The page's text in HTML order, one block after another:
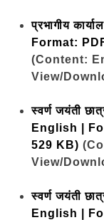
प्रभागीय
Format:
(Content:
View/
स्वर्ण जयंती
English |
529 KB)
View/
स्वर्ण जयंती
English |